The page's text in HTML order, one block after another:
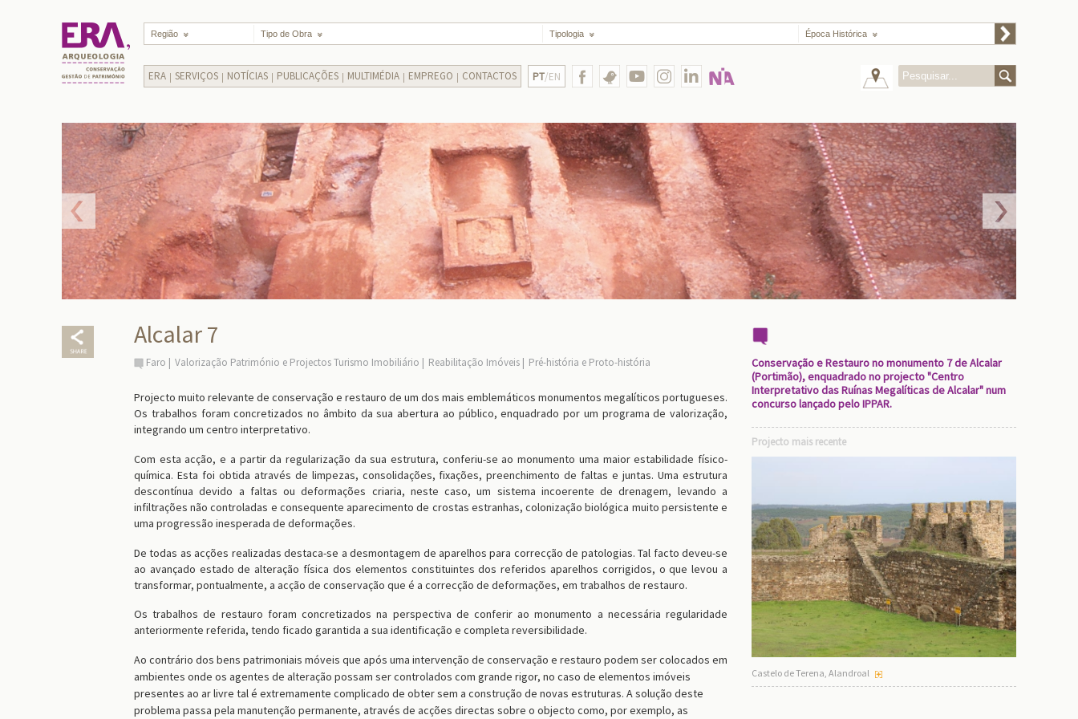
Região Tipo de Obra Tipologia Época Histórica
ERA SERVIÇOS NOTÍCIAS PUBLICAÇÕES MULTIMÉDIA EMPREGO CONTACTOS PT/EN
Alcalar 7
Faro Valorização Património e Projectos Turismo Imobiliário Reabilitação Imóveis Pré-história e Proto-história
Projecto muito relevante de conservação e restauro de um dos mais emblemáticos monumentos megalíticos portugueses.
Os trabalhos foram concretizados no âmbito da sua abertura ao público, enquadrado por um programa de valorização,
integrando um centro interpretativo.
Com esta acção, e a partir da regularização da sua estrutura, conferiu-se ao monumento uma maior estabilidade físico-
química. Esta foi obtida através de limpezas, consolidações, fixações, preenchimento de faltas e juntas. Uma estrutura
descontínua devido a faltas ou deformações criaria, neste caso, um sistema incoerente de drenagem, levando a
infiltrações não controladas e consequente aparecimento de crostas estranhas, colonização biológica muito persistente e
uma progressão inesperada de deformações.
De todas as acções realizadas destaca-se a desmontagem de aparelhos para correcção de patologias. Tal facto deveu-se
ao avançado estado de alteração física dos elementos constituintes dos referidos aparelhos corrigidos, o que levou a
transformar, pontualmente, a acção de conservação que é a correcção de deformações, em trabalhos de restauro.
Os trabalhos de restauro foram concretizados na perspectiva de conferir ao monumento a necessária regularidade
anteriormente referida, tendo ficado garantida a sua identificação e completa reversibilidade.
Ao contrário dos bens patrimoniais móveis que após uma intervenção de conservação e restauro podem ser colocados em
ambientes onde os agentes de alteração possam ser controlados com grande rigor, no caso de elementos imóveis
presentes ao ar livre tal é extremamente complicado de obter sem a construção de novas estruturas. A solução deste
problema passa pela manutenção permanente, através de acções directas sobre o objecto como, por exemplo, as
Conservação e Restauro no monumento 7 de Alcalar
(Portimão), enquadrado no projecto "Centro
Interpretativo das Ruínas Megalíticas de Alcalar" num
concurso lançado pelo IPPAR.
Projecto mais recente
Castelo de Terena, Alandroal